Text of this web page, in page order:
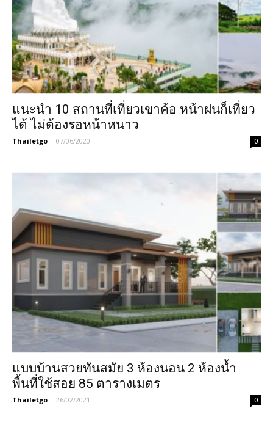
แนะนำ 10 สถานที่เที่ยวเขาค้อ หน้าฝนก็เที่ยว
ได้ ไม่ต้องรอหน้าหนาว
Thailetgo - 07/06/2020 0
แบบบ้านสวยทันสมัย 3 ห้องนอน 2 ห้องน้ำ
พื้นที่ใช้สอย 85 ตารางเมตร
Thailetgo - 26/02/2021 0